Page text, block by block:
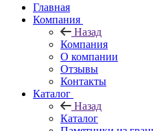
Главная
Компания
Назад
Компания
О компании
Отзывы
Контакты
Каталог
Назад
Каталог